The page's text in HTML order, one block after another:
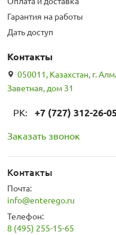
Гарантия на работы
Дать доступ
Контакты
050011, Казахстан, г.
Заветная, дом 31
РК: +7 (727) 312-26-
Заказать звонок
Контакты
Почта:
info@enterego.ru
Телефон:
8 (495) 255-15-65